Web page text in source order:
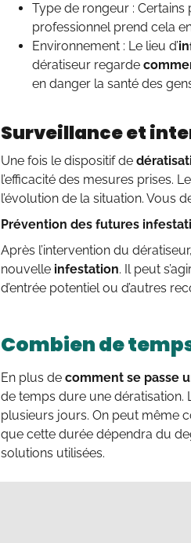
Type de rongeur :
professionnel prend cela
Environnement : Le lieu d’
dératiseur regarde
en danger la santé des
Surveillance et
Une fois le dispositif de
l’efficacité des mesures prises.
l’évolution de la situation. Vous
Prévention des futures
Après l’intervention du
nouvelle infestation. Il peut
d’entrée potentiel ou d’autres
Combien de
En plus de comment se passe
de temps dure une dératisation.
plusieurs jours. On peut même
que cette durée dépendra du
solutions utilisées.